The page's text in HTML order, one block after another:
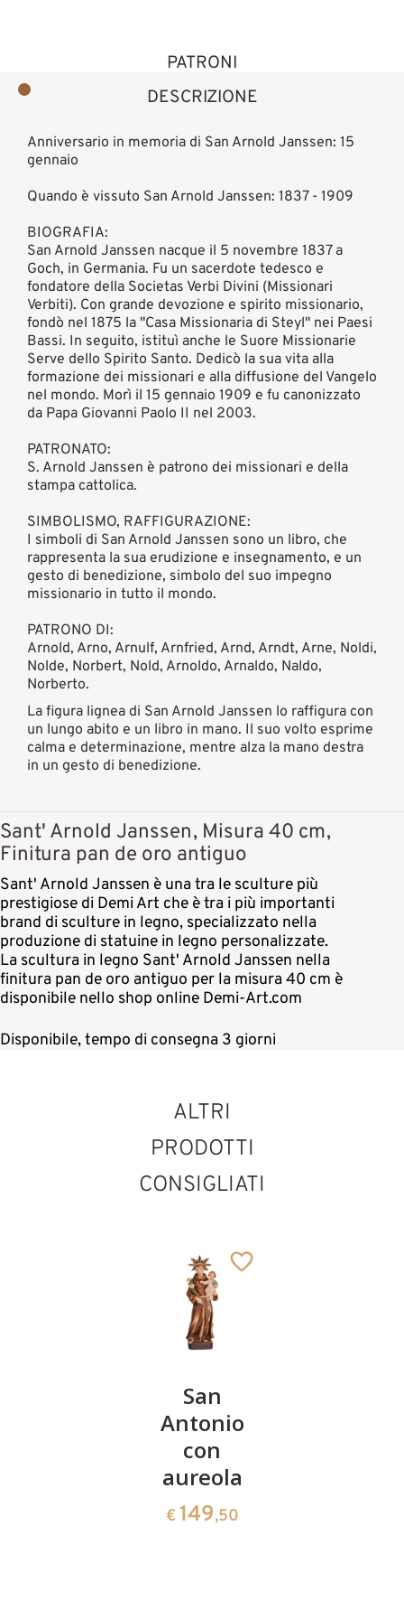
DESCRIZIONE
PATRONI
Anniversario in memoria di San Arnold Janssen: 15
gennaio
Quando è vissuto San Arnold Janssen: 1837 - 1909
BIOGRAFIA:
San Arnold Janssen nacque il 5 novembre 1837 a
Goch, in Germania. Fu un sacerdote tedesco e
fondatore della Societas Verbi Divini (Missionari
Verbiti). Con grande devozione e spirito missionario,
fondò nel 1875 la "Casa Missionaria di Steyl" nei Paesi
Bassi. In seguito, istituì anche le Suore Missionarie
Serve dello Spirito Santo. Dedicò la sua vita alla
formazione dei missionari e alla diffusione del Vangelo
nel mondo. Morì il 15 gennaio 1909 e fu canonizzato
da Papa Giovanni Paolo II nel 2003.
PATRONATO:
S. Arnold Janssen è patrono dei missionari e della
stampa cattolica.
SIMBOLISMO, RAFFIGURAZIONE:
I simboli di San Arnold Janssen sono un libro, che
rappresenta la sua erudizione e insegnamento, e un
gesto di benedizione, simbolo del suo impegno
missionario in tutto il mondo.
PATRONO DI:
Arnold, Arno, Arnulf, Arnfried, Arnd, Arndt, Arne, Noldi,
Nolde, Norbert, Nold, Arnoldo, Arnaldo, Naldo,
Norberto.
La figura lignea di San Arnold Janssen lo raffigura con
un lungo abito e un libro in mano. Il suo volto esprime
calma e determinazione, mentre alza la mano destra
in un gesto di benedizione.
Sant' Arnold Janssen, Misura 40 cm,
Finitura pan de oro antiguo
Sant' Arnold Janssen è una tra le sculture più
prestigiose di Demi Art che è tra i più importanti
brand di sculture in legno, specializzato nella
produzione di statuine in legno personalizzate.
La scultura in legno Sant' Arnold Janssen nella
finitura pan de oro antiguo per la misura 40 cm è
disponibile nello shop online Demi-Art.com
Disponibile, tempo di consegna 3 giorni
ALTRI
PRODOTTI
CONSIGLIATI
San
Antonio
con
aureola
€ 149,50